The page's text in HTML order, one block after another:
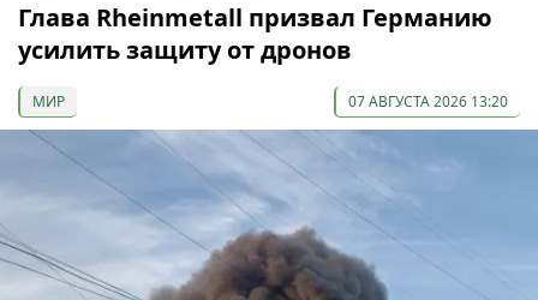
Глава Rheinmetall призвал Германию
усилить защиту от дронов
МИР 07 АВГУСТА 2026 13:20